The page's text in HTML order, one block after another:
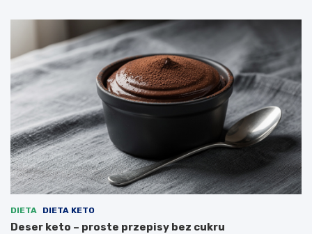
DIETA DIETA KETO
Deser keto – proste przepisy bez cukru